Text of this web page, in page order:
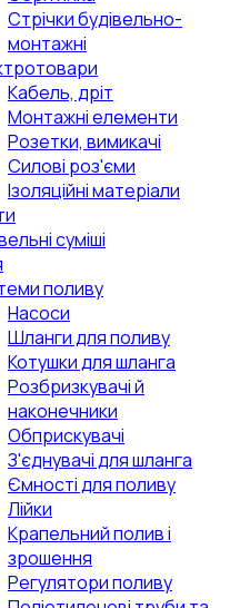
Стрічки будівельно-
монтажні
Кабель, дріт
Монтажні елементи
Розетки, вимикачі
Силові роз'єми
Ізоляційні матеріали
суміші
поливу
Насоси
Шланги для поливу
Котушки для шланга
Розбризкувачі й
наконечники
Обприскувачі
З'єднувачі для шланга
Ємності для поливу
Лійки
Крапельний полив і
зрошення
Регулятори поливу